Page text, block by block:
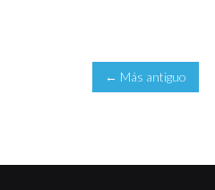
← Más antiguo